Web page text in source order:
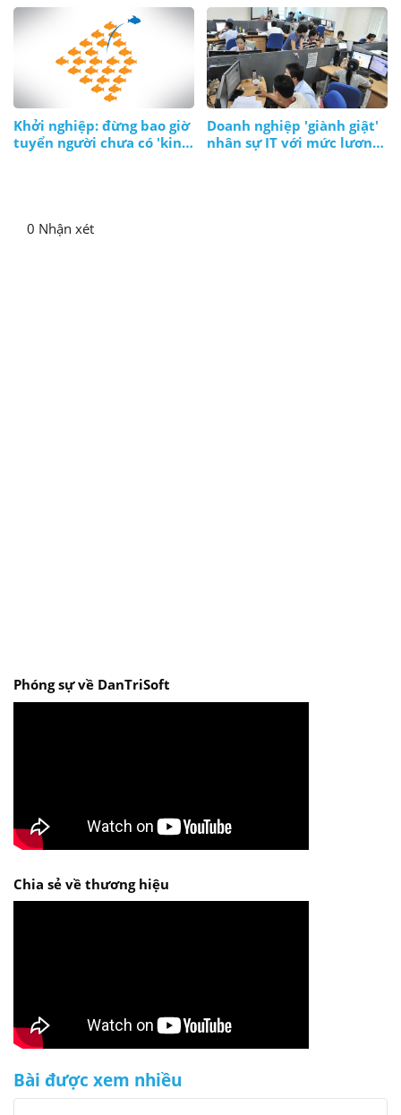
Khởi nghiệp: đừng bao giờ
tuyển người chưa có 'kinh
Doanh nghiệp 'giành giật'
nhân sự IT với mức lương
0 Nhận xét
Phóng sự về DanTriSoft
Chia sẻ về thương hiệu
Bài được xem nhiều